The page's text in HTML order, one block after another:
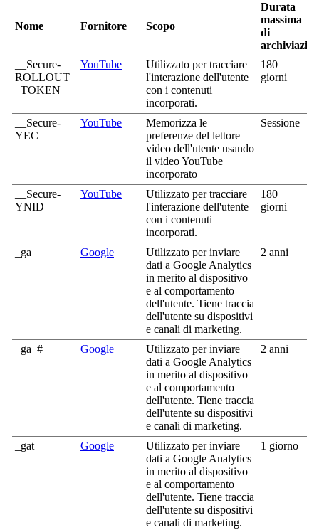
Nome Fornitore Scopo
Durata
massima
di
__Secure-
ROLLOUT
_TOKEN
YouTube
Utilizzato per tracciare
l'interazione dell'utente
con i contenuti
incorporati.
180
giorni
__Secure-
YEC
YouTube
Memorizza le
preferenze del lettore
video dell'utente usando
il video YouTube
incorporato
Sessione
__Secure-
YNID
YouTube
Utilizzato per tracciare
l'interazione dell'utente
con i contenuti
incorporati.
180
giorni
_ga Google
Utilizzato per inviare
dati a Google Analytics
in merito al dispositivo
e al comportamento
dell'utente. Tiene traccia
dell'utente su dispositivi
e canali di marketing.
2 anni
_ga_# Google
Utilizzato per inviare
dati a Google Analytics
in merito al dispositivo
e al comportamento
dell'utente. Tiene traccia
dell'utente su dispositivi
e canali di marketing.
2 anni
_gat Google
Utilizzato per inviare
dati a Google Analytics
in merito al dispositivo
e al comportamento
dell'utente. Tiene traccia
dell'utente su dispositivi
e canali di marketing.
1 giorno